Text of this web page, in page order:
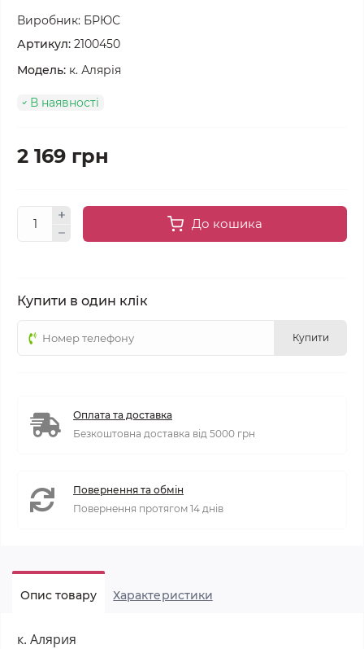
Виробник: БРЮС
Артикул: 2100450
Модель: к. Алярія
В наявності
2 169 грн
До кошика
Купити в один клік
Купити
Оплата та доставка
Безкоштовна доставка від 5000 грн
Повернення та обмін
Повернення протягом 14 днів
Опис товару Характеристики
к. Алярия